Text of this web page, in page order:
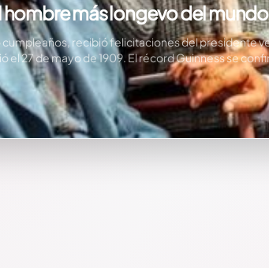
hombre más longevo del mundo
cumpleaños, recibió felicitaciones del presidente
el 27 de mayo de 1909. El récord Guinness se